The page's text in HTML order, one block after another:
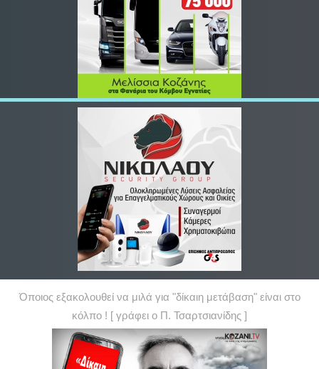
Όποιος εξακολουθεί να μιλά για "δίκαιη μετάβαση" είναι στο
κόλπο ! [ γράφει ο Π. Τσαρτσιανίδης ]